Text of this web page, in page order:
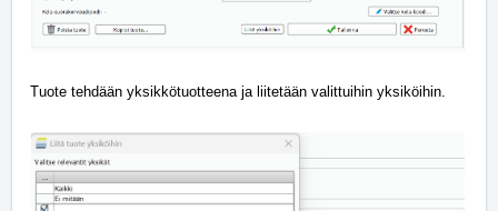
Tuote tehdään yksikkötuotteena ja liitetään valittuihin yksiköihin.